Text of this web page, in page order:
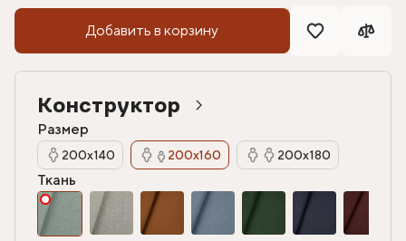
Добавить в корзину
Конструктор
Размер
200х140 200х160 200х180
Ткань